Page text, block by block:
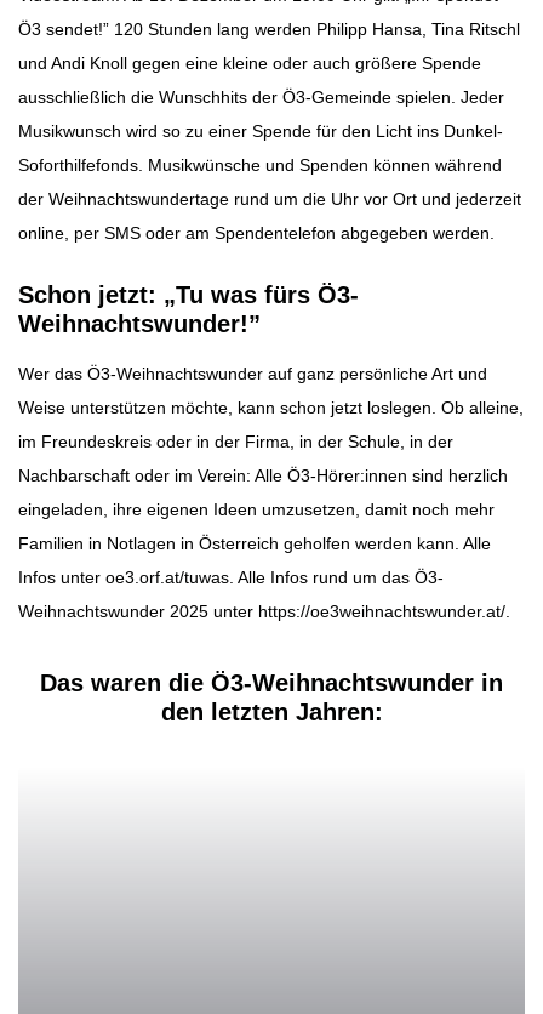
Ö3 sendet!” 120 Stunden lang werden Philipp Hansa, Tina Ritschl
und Andi Knoll gegen eine kleine oder auch größere Spende
ausschließlich die Wunschhits der Ö3-Gemeinde spielen. Jeder
Musikwunsch wird so zu einer Spende für den Licht ins Dunkel-
Soforthilfefonds. Musikwünsche und Spenden können während
der Weihnachtswundertage rund um die Uhr vor Ort und jederzeit
online, per SMS oder am Spendentelefon abgegeben werden.
Schon jetzt: „Tu was fürs Ö3-
Weihnachtswunder!”
Wer das Ö3-Weihnachtswunder auf ganz persönliche Art und
Weise unterstützen möchte, kann schon jetzt loslegen. Ob alleine,
im Freundeskreis oder in der Firma, in der Schule, in der
Nachbarschaft oder im Verein: Alle Ö3-Hörer:innen sind herzlich
eingeladen, ihre eigenen Ideen umzusetzen, damit noch mehr
Familien in Notlagen in Österreich geholfen werden kann. Alle
Infos unter oe3.orf.at/tuwas . Alle Infos rund um das Ö3-
Weihnachtswunder 2025 unter https://oe3weihnachtswunder.at/
Das waren die Ö3-Weihnachtswunder in
den letzten Jahren: